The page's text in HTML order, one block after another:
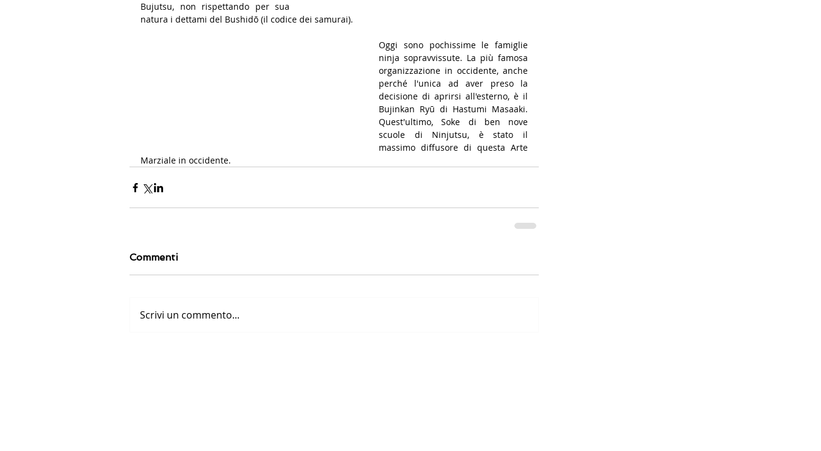
Bujutsu, non rispettando per sua
natura i dettami del Bushidō (il codice dei samurai).
Oggi sono pochissime le famiglie
ninja sopravvissute. La più famosa
organizzazione in occidente, anche
perché l'unica ad aver preso la
decisione di aprirsi all'esterno, è il
Bujinkan Ryū di Hastumi Masaaki.
Quest'ultimo, Soke di ben nove
scuole di Ninjutsu, è stato il
massimo diffusore di questa Arte
Marziale in occidente.
Commenti
Scrivi un commento...